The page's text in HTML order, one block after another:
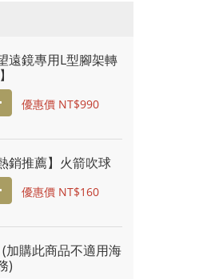
遠鏡專用L型腳架轉
優惠價 NT$990
銷推薦】火箭吹球
優惠價 NT$160
加購此商品不適用海
)